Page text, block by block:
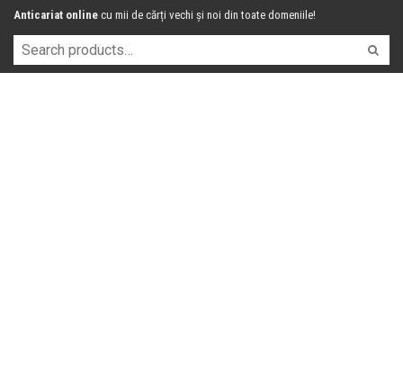
Anticariat online cu mii de cărți vechi și noi din toate domeniile!